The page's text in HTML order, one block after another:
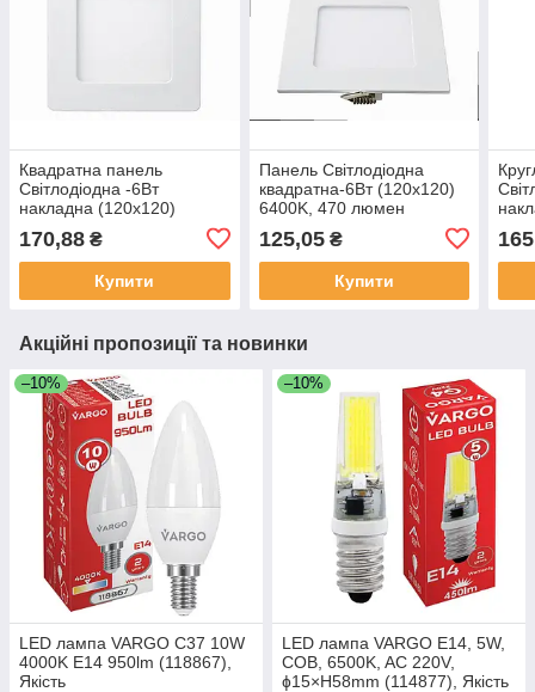
Квадратна панель
Світлодіодна -6Вт
накладна (120x120)
464SKP-06 LEZARD
170,88 ₴
Купити
Панель Світлодіодна
квадратна-6Вт (120x120)
6400K, 470 люмен
125,05₴
Купити
Акційні пропозиції та новинки
–10%
LED лампа VARGO C37 10W
4000K E14 950lm (118867),
Якість
–10%
LED лампа VARGO E14, 5W,
COB, 6500K, AC 220V,
ɸ15×H58mm (114877), Якість